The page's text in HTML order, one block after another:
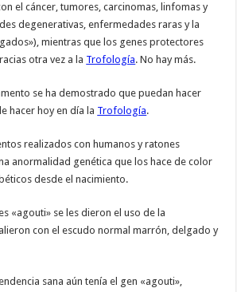
el cáncer, tumores, carcinomas, linfomas y
degenerativas, enfermedades raras y la
mientras que los genes protectores
otra vez a la Trofología. No hay más.
se ha demostrado que puedan hacer
hacer hoy en día la Trofología.
realizados con humanos y ratones
anormalidad genética que los hace de color
desde el nacimiento.
«agouti» se les dieron el uso de la
con el escudo normal marrón, delgado y
sana aún tenía el gen «agouti»,